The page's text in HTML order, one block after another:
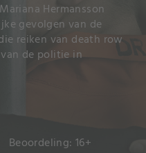
Hermansson
gevolgen van de
reiken van death row
de politie in
Beoordeling: 16+